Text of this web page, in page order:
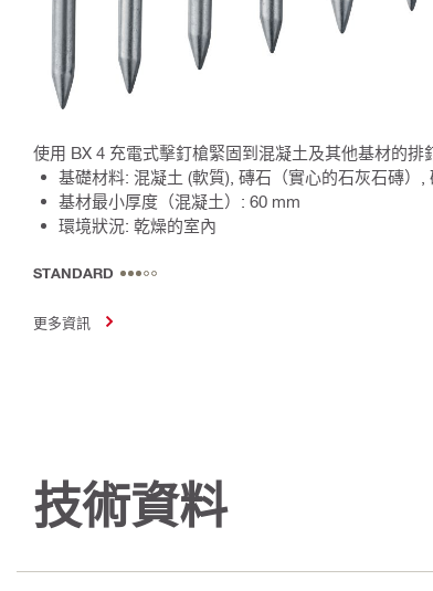
使用 BX 4 充電式擊釘槍緊固到混凝土及其他基材的排
基礎材料: 混凝土 (軟質), 磚石（實心的石灰石磚）,
基材最小厚度（混凝土）: 60 mm
環境狀況: 乾燥的室內
STANDARD
更多資訊
技術資料